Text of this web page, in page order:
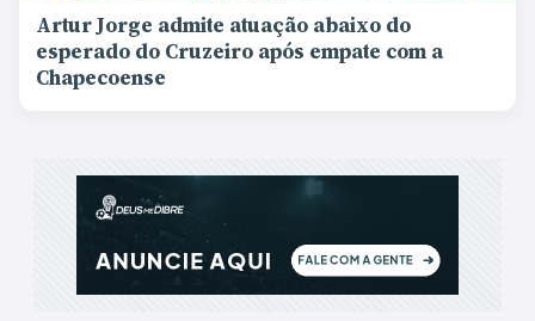
Artur Jorge admite atuação abaixo do
esperado do Cruzeiro após empate com a
Chapecoense